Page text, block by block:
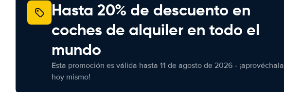
Hasta 20% de descuento en
coches de alquiler en todo el
mundo
Esta promoción es válida hasta 11 de agosto de 2026 - ¡aprovéchala
hoy mismo!